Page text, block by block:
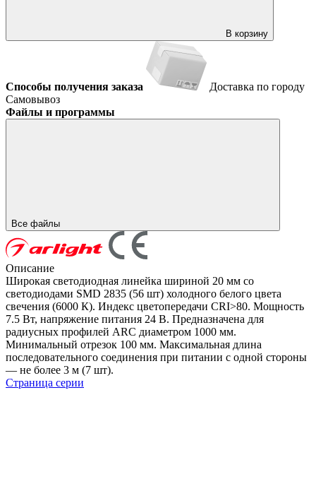
В корзину
Способы получения заказа
Доставка по городу
Самовывоз
Файлы и программы
Все файлы
Описание
Широкая светодиодная линейка шириной 20 мм со
светодиодами SMD 2835 (56 шт) холодного белого цвета
свечения (6000 К). Индекс цветопередачи CRI>80. Мощность
7.5 Вт, напряжение питания 24 В. Предназначена для
радиусных профилей ARC диаметром 1000 мм.
Минимальный отрезок 100 мм. Максимальная длина
последовательного соединения при питании с одной стороны
— не более 3 м (7 шт).
Страница серии